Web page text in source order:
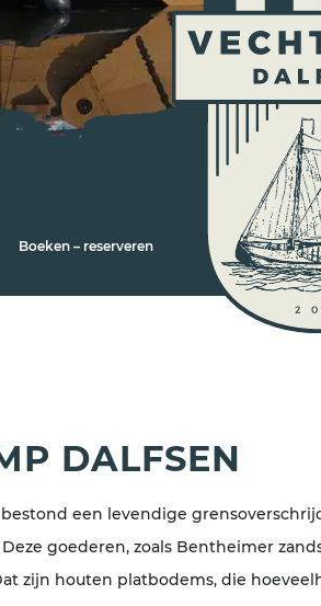
Boeken – reserveren
DALFSEN
bestond een levendige
goederen, zoals Bentheimer
zijn houten platbodems, die